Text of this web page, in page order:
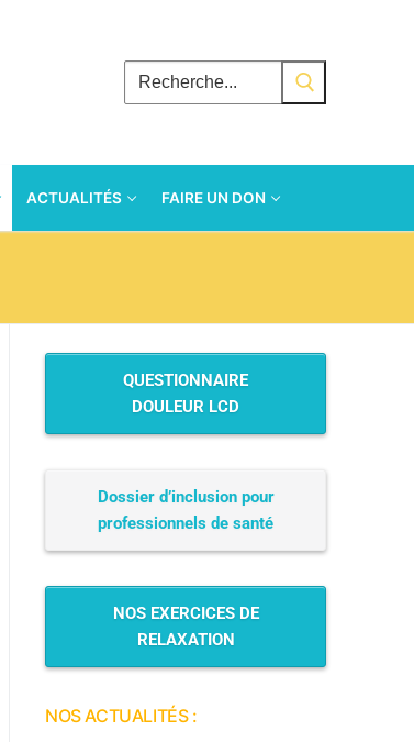
ACTUALITÉS FAIRE UN DON
QUESTIONNAIRE
DOULEUR LCD
Dossier d’inclusion pour
professionnels de santé
NOS EXERCICES DE
RELAXATION
NOS ACTUALITÉS :